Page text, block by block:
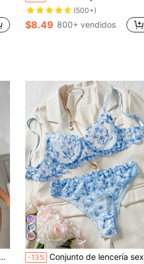
(500+)
$8.49 800+ vendidos
-13% Conjunto de lencería sexy de 2 piezas elegante francés para mujer, conjunto de sujetador azul ultra fino, lencería para cita de pareja en el Día de San Valentín, ambiente dulce y romántico
#2 Más vendidos
en Mes del Orgullo Conjuntos de sujetador y bragui
(1000+)